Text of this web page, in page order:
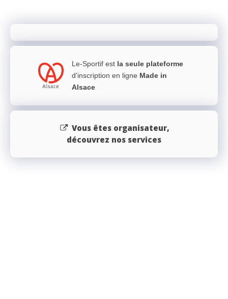
Le-Sportif est la seule plateforme
d'inscription en ligne Made in
Alsace
Vous êtes organisateur,
découvrez nos services